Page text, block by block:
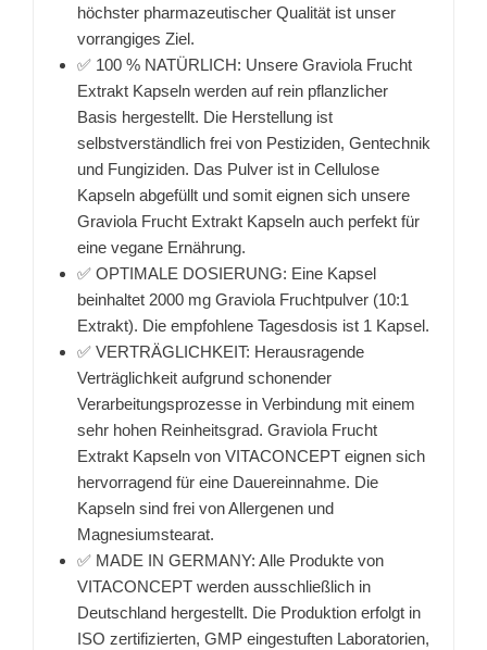
höchster pharmazeutischer Qualität ist unser
vorrangiges Ziel.
✅ 100 % NATÜRLICH: Unsere Graviola Frucht
Extrakt Kapseln werden auf rein pflanzlicher
Basis hergestellt. Die Herstellung ist
selbstverständlich frei von Pestiziden, Gentechnik
und Fungiziden. Das Pulver ist in Cellulose
Kapseln abgefüllt und somit eignen sich unsere
Graviola Frucht Extrakt Kapseln auch perfekt für
eine vegane Ernährung.
✅ OPTIMALE DOSIERUNG: Eine Kapsel
beinhaltet 2000 mg Graviola Fruchtpulver (10:1
Extrakt). Die empfohlene Tagesdosis ist 1 Kapsel.
✅ VERTRÄGLICHKEIT: Herausragende
Verträglichkeit aufgrund schonender
Verarbeitungsprozesse in Verbindung mit einem
sehr hohen Reinheitsgrad. Graviola Frucht
Extrakt Kapseln von VITACONCEPT eignen sich
hervorragend für eine Dauereinnahme. Die
Kapseln sind frei von Allergenen und
Magnesiumstearat.
✅ MADE IN GERMANY: Alle Produkte von
VITACONCEPT werden ausschließlich in
Deutschland hergestellt. Die Produktion erfolgt in
ISO zertifizierten, GMP eingestuften Laboratorien,